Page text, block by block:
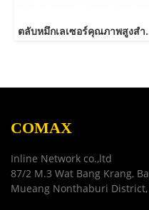
ตลับหมึกเลเซอร์คุณภาพสูง
COMAX
Inline Network co.,ltd
87/2 M.3 Wat Bang Krang,
Mueang Nonthaburi